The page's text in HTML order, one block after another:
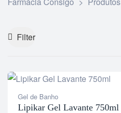
Filter
Gel de Banho
Lipikar Gel Lavante 750ml